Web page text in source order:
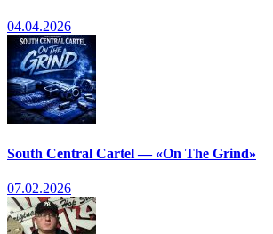
04.04.2026
South Central Cartel — «On The Grind»
07.02.2026